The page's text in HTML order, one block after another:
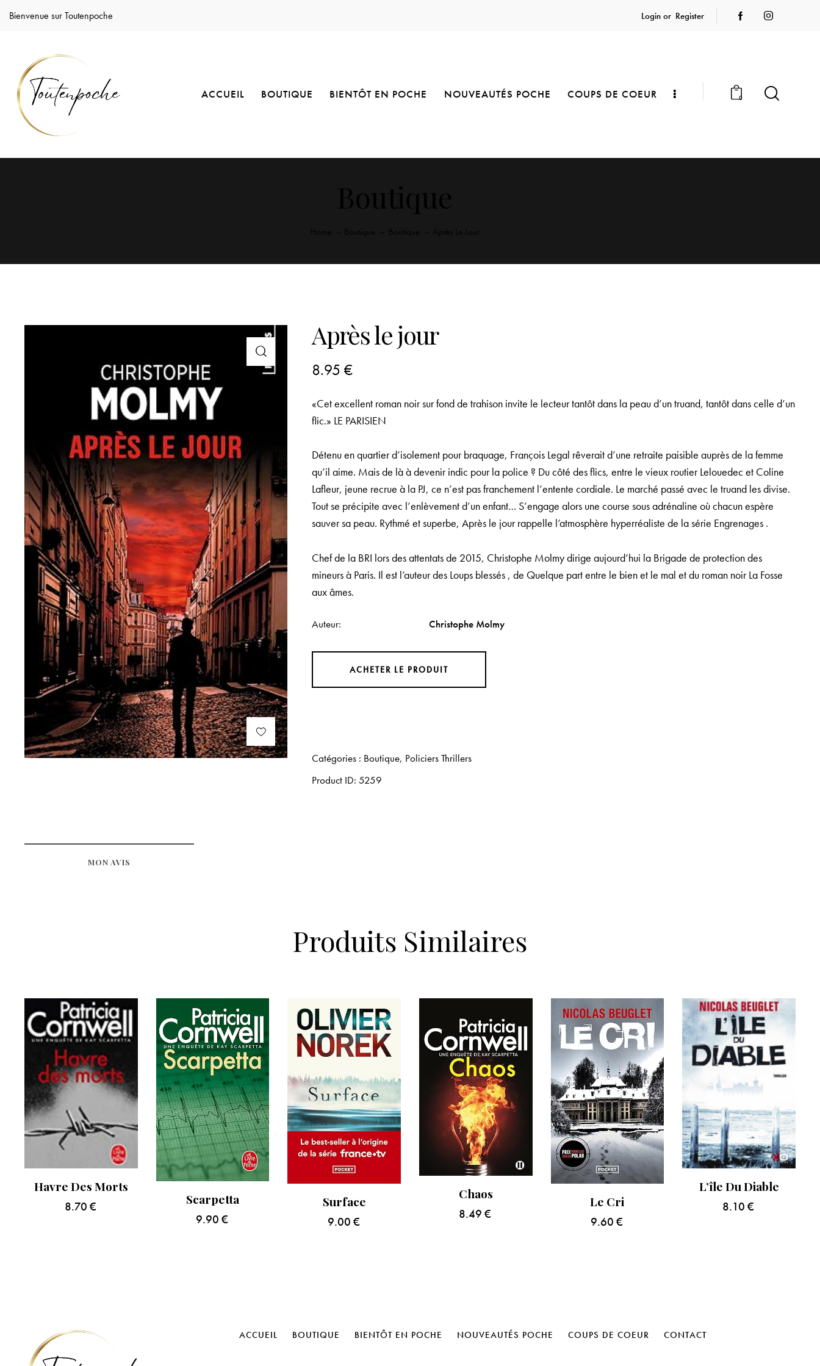
Bienvenue sur Toutenpoche Login or Register
ACCUEIL BOUTIQUE BIENTÔT EN POCHE NOUVEAUTÉS POCHE COUPS DE COEUR 0
Après le jour
8.95€
«Cet excellent roman noir sur fond de trahison invite le lecteur tantôt dans la peau d’un truand, tantôt dans celle d’un
flic.» LE PARISIEN
Détenu en quartier d’isolement pour braquage, François Legal rêverait d’une retraite paisible auprès de la femme
qu’il aime. Mais de là à devenir indic pour la police ? Du côté des flics, entre le vieux routier Lelouedec et Coline
Lafleur, jeune recrue à la PJ, ce n’est pas franchement l’entente cordiale. Le marché passé avec le truand les divise.
Tout se précipite avec l’enlèvement d’un enfant… S’engage alors une course sous adrénaline où chacun espère
sauver sa peau. Rythmé et superbe,Après le jourrappelle l’atmosphère hyperréaliste de la série Engrenages .
Chef de la BRI lors des attentats de 2015, Christophe Molmy dirige aujourd’hui la Brigade de protection des
mineurs à Paris. Il est l’auteur des Loups blessés , de Quelque part entre le bien et le malet du roman noirLa Fosse
aux âmes.
Auteur Christophe Molmy
ACHETER LE PRODUIT
Catégories : Boutique, Policiers Thrillers
Product ID:5259
MON AVIS
Produits Similaires
Havre Des Morts
8.70 € Scarpetta
9.90 €
Surface
9.00 €
Chaos
8.49€
Le Cri
9.60 €
L’île Du Diable
8.10€
ACCUEIL BOUTIQUE BIENTÔT EN POCHE NOUVEAUTÉS POCHE COUPS DE COEUR CONTACT